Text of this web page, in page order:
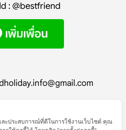
: @bestfriend
ละประสบการณ์ที่ดีในการใช้งานเว็บไซต์ คุณ